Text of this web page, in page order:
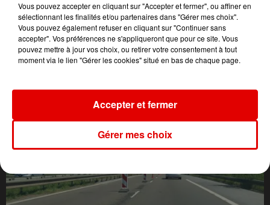
L'ACTU DES ARDENNES
Vous pouvez accepter en cliquant sur "Accepter et fermer", ou affiner en
sélectionnant les finalités et/ou partenaires dans "Gérer mes choix".
Vous pouvez également refuser en cliquant sur "Continuer sans
accepter". Vos préférences ne s'appliqueront que pour ce site. Vous
pouvez mettre à jour vos choix, ou retirer votre consentement à tout
moment via le lien "Gérer les cookies" situé en bas de chaque page.
Gérer mes choix
Accepter et fermer